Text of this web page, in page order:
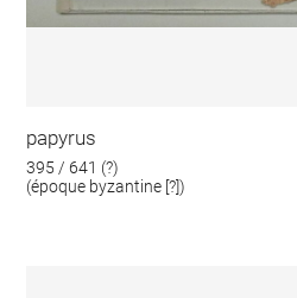
papyrus
395 / 641 (?)
(époque byzantine [?])